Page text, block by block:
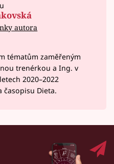
autora
tématům zaměřeným
trenérkou a Ing. v
2020–⁠2022
Dieta.